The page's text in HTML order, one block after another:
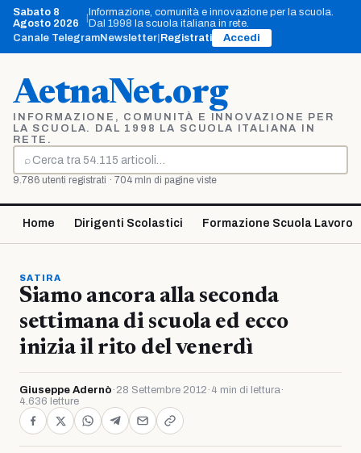
Vai
contenuto
Sabato 8
Agosto 2026
Informazione, comunità e innovazione per la scuola.
Dal 1998 la scuola italiana in rete.
Canale TelegramNewsletter Registrati Accedi
AetnaNet.org
INFORMAZIONE, COMUNITÀ E INNOVAZIONE PER
LA SCUOLA. DAL 1998 LA SCUOLA ITALIANA IN
RETE.
⌕
Cerca
9.786 utenti registrati · 704 mln di pagine viste
Home Dirigenti Scolastici Formazione Scuola Lavoro
SATIRA
Siamo ancora alla seconda
settimana di scuola ed ecco
inizia il rito del venerdì
Giuseppe Adernò · 28 Settembre 2012 · 4 min di lettura·
4.636 letture